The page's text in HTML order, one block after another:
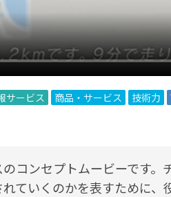
サービス 商品・サービス 技術力
コンセプトムービーです。
ていくのかを表すために、